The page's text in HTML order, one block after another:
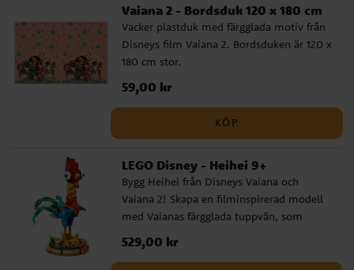
Vaiana 2 - Bordsduk 120 x 180 cm
Vacker plastduk med färgglada motiv från
Disneys film Vaiana 2. Bordsduken är 120 x
180 cm stor.
Pris:59,00 kr
59,00 kr
KÖP
LEGO Disney - Heihei 9+
Bygg Heihei från Disneys Vaiana och
Vaiana 2! Skapa en filminspirerad modell
med Vaianas färgglada tuppvän, som
pickar sig genom en rad äventyr men
nästan alltid landar med näbben uppåt!
Pris :529,00 kr
529,00 kr